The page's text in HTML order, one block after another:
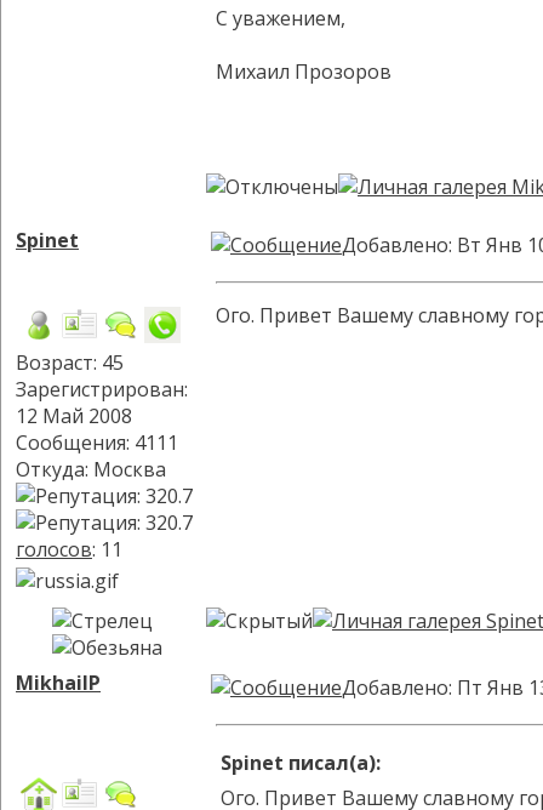
С уважением,
Михаил Прозоров
Spinet
Возраст: 45
Зарегистрирован:
12 Май 2008
Сообщения: 4111
Откуда: Москва
голосов: 11
Добавлено: Вт Янв
Ого. Привет Вашему славному
MikhailP Добавлено: Пт Янв
Spinet писал(а):
Ого. Привет Вашему славному